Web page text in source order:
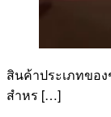
สินค้าประเภทขอ
สำหร […]